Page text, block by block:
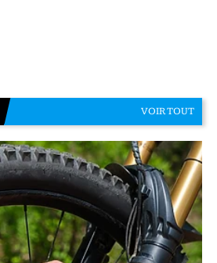
VOIR TOUT